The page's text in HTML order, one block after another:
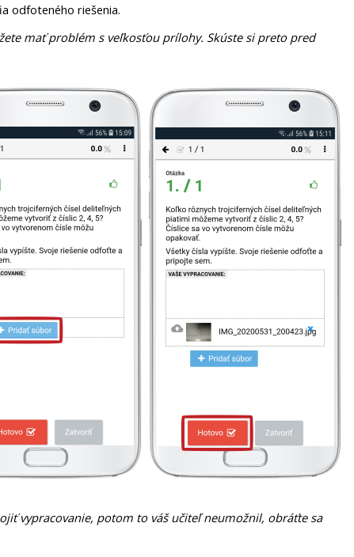
odfoteného riešenia.
mať problém s veľkosťou prílohy. Skúste si preto pred
vypracovanie, potom to váš učiteľ neumožnil, obráťte sa